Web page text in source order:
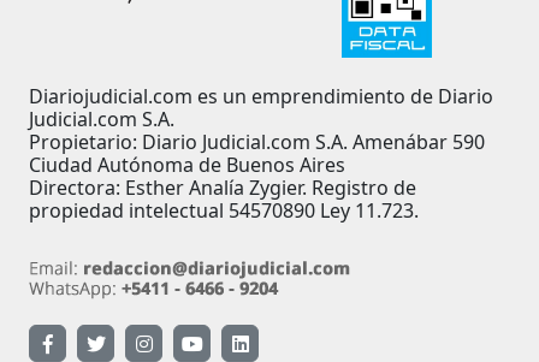
Diariojudicial.com es un emprendimiento de Diario
Judicial.com S.A.
Propietario: Diario Judicial.com S.A. Amenábar 590
Ciudad Autónoma de Buenos Aires
Directora: Esther Analía Zygier. Registro de
propiedad intelectual 54570890 Ley 11.723.